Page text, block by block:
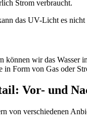
Strom verbraucht.
das UV-Licht es
können wir das
Form von Gas oder
Vor- und
von verschiedenen